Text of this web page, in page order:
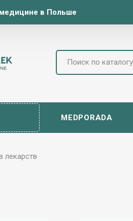
в Польше
MEDPORADA
лекарств